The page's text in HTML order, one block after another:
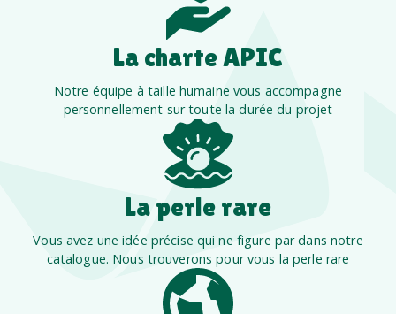
La charte APIC
Notre équipe à taille humaine vous accompagne
personnellement sur toute la durée du projet
La perle rare
Vous avez une idée précise qui ne figure par dans notre
catalogue. Nous trouverons pour vous la perle rare